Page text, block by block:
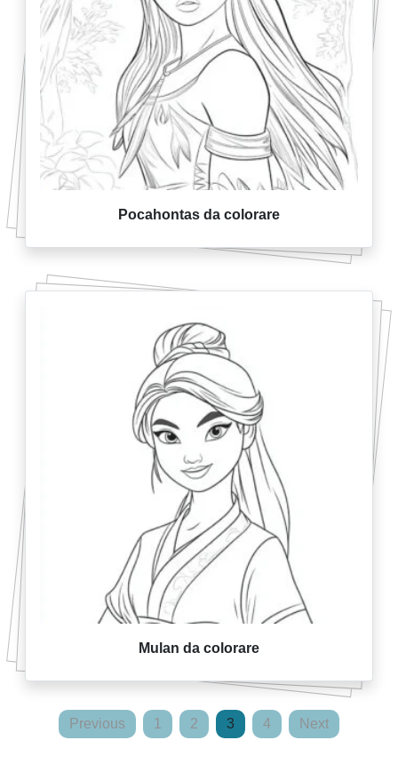
Pocahontas da colorare
Mulan da colorare
Posts
Previous 1 2 3 4 Next